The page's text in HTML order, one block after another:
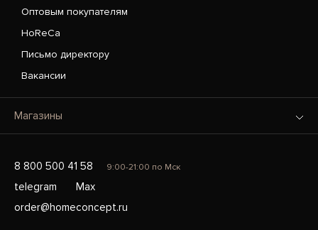
Оптовым покупателям
HoReCa
Письмо директору
Вакансии
Магазины
8 800 500 41 58 9:00-21:00 по Мск
telegram
Max
order@homeconcept.ru